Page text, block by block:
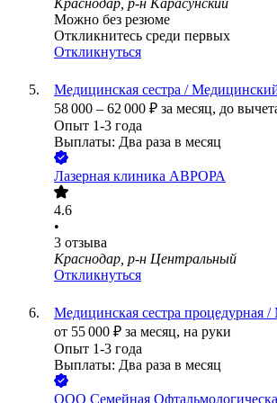
Краснодар, р-н Карасунский
Можно без резюме
Откликнитесь среди первых
Откликнуться
Медицинская сестра /
58 000 – 62 000 ₽ за месяц, до
Опыт 1-3 года
Выплаты: Два раза в месяц
Лазерная клиника АВРОРА
4.6
•
3 отзыва
Краснодар, р-н Центральный
Откликнуться
Медицинская сестра процедурная
от 55 000 ₽ за месяц, на руки
Опыт 1-3 года
Выплаты: Два раза в месяц
ООО Семейная